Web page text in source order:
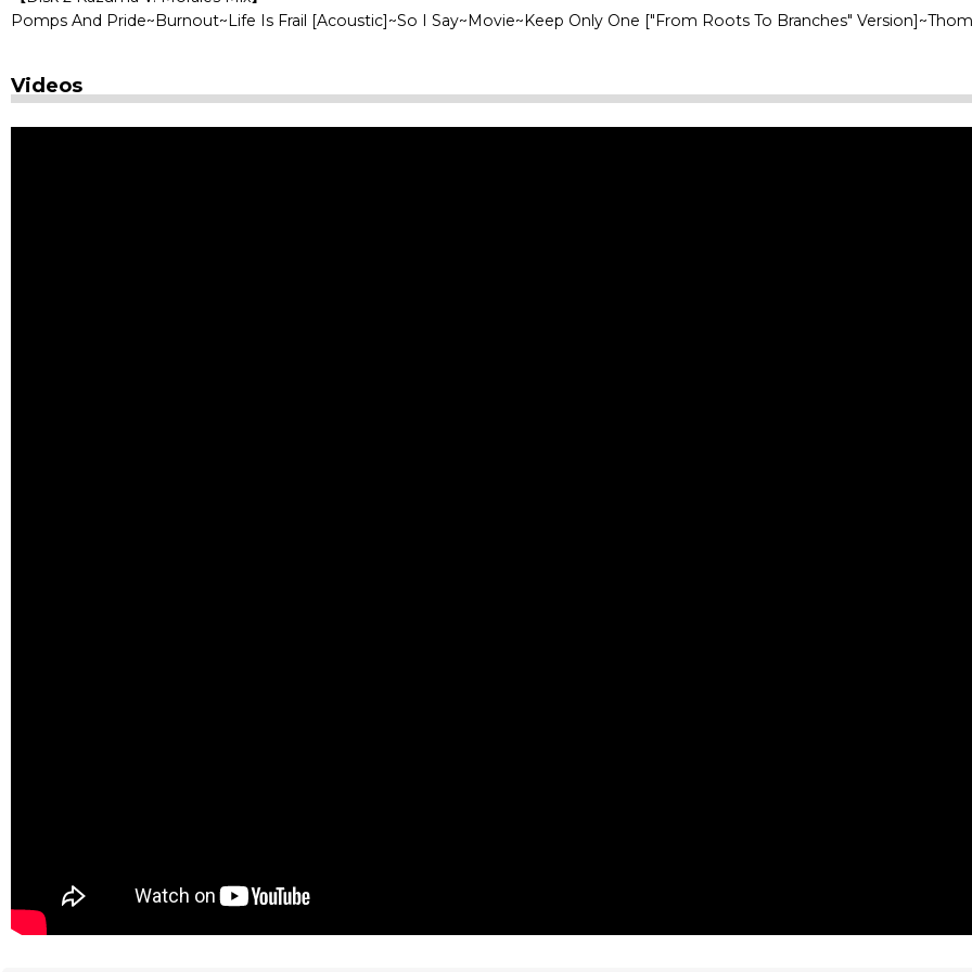
Pomps And Pride~Burnout~Life Is Frail [Acoustic]~So I Say~Movie~Keep Only One ["From Roots To Branches"
Videos